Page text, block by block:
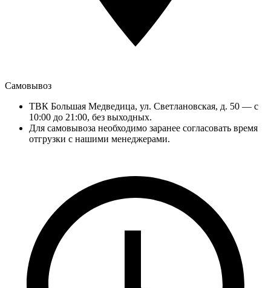
Самовывоз
ТВК Большая Медведица, ул. Светлановская, д. 50 — с
10:00 до 21:00, без выходных.
Для самовывоза необходимо заранее согласовать время
отгрузки с нашими менеджерами.